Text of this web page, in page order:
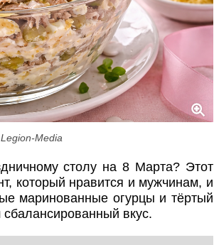
Media
столу на 8 Марта? Этот
который нравится и мужчинам, и
маринованные огурцы и тёртый
вкус.